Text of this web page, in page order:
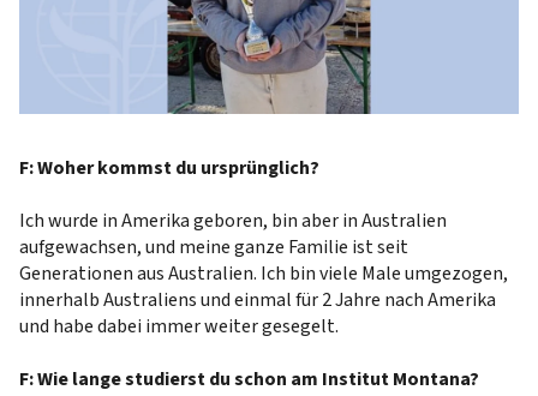
F: Woher kommst du ursprünglich?
Ich wurde in Amerika geboren, bin aber in Australien
aufgewachsen, und meine ganze Familie ist seit
Generationen aus Australien. Ich bin viele Male umgezogen,
innerhalb Australiens und einmal für 2 Jahre nach Amerika
und habe dabei immer weiter gesegelt.
F: Wie lange studierst du schon am Institut Montana?